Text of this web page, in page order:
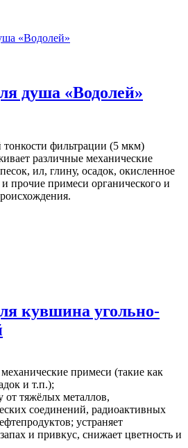
душа «Водолей»
тонкости фильтрации (5 мкм)
различные механические
ил, глину, осадок, окисленное
прочие примеси органического и
кувшина угольно-
примеси (такие как
и т.п.);
от тяжёлых металлов,
соединений, радиоактивных
устраняет
и привкус, снижает цветность и